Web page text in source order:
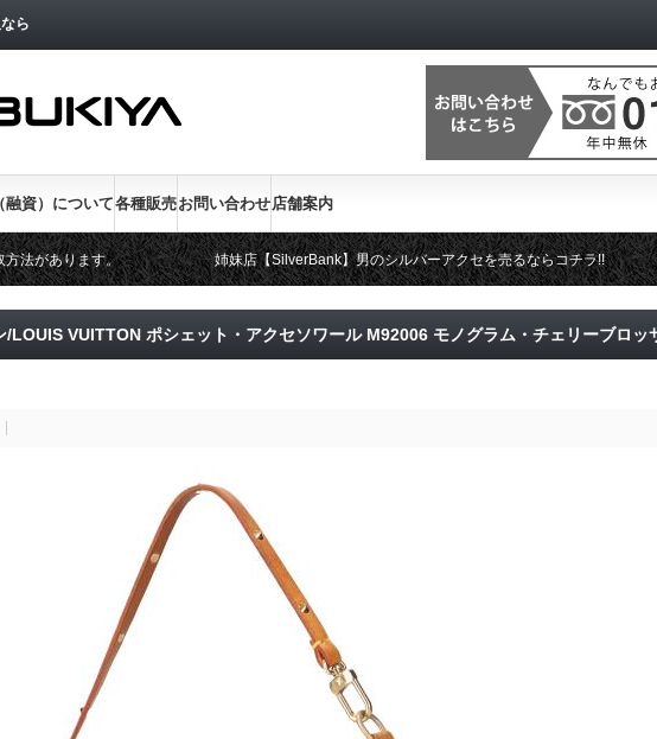
ら
融資）について各種販売お問い合わせ店舗案内
方法があります。
姉妹店【SilverBank】男のシルバーアクセを売るならコチラ!!
％実施中
VUITTON ポシェット・アクセソワール M92006 モノグラム・チェリーブロッ